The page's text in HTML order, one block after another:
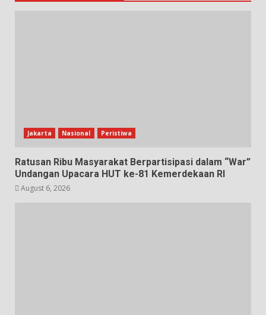
Jakarta Nasional Peristiwa
Ratusan Ribu Masyarakat Berpartisipasi dalam “War”
Undangan Upacara HUT ke-81 Kemerdekaan RI
August 6, 2026